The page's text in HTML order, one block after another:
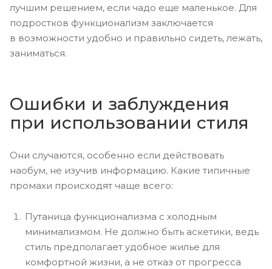
лучшим решением, если чадо еще маленькое. Для
подростков функционализм заключается
в возможности удобно и правильно сидеть, лежать,
заниматься.
Ошибки и заблуждения
при использовании стиля
Они случаются, особенно если действовать
наобум, не изучив информацию. Какие типичные
промахи происходят чаще всего:
Путаница функционализма с холодным
минимализмом. Не должно быть аскетики, ведь
стиль предполагает удобное жилье для
комфортной жизни, а не отказ от прогресса